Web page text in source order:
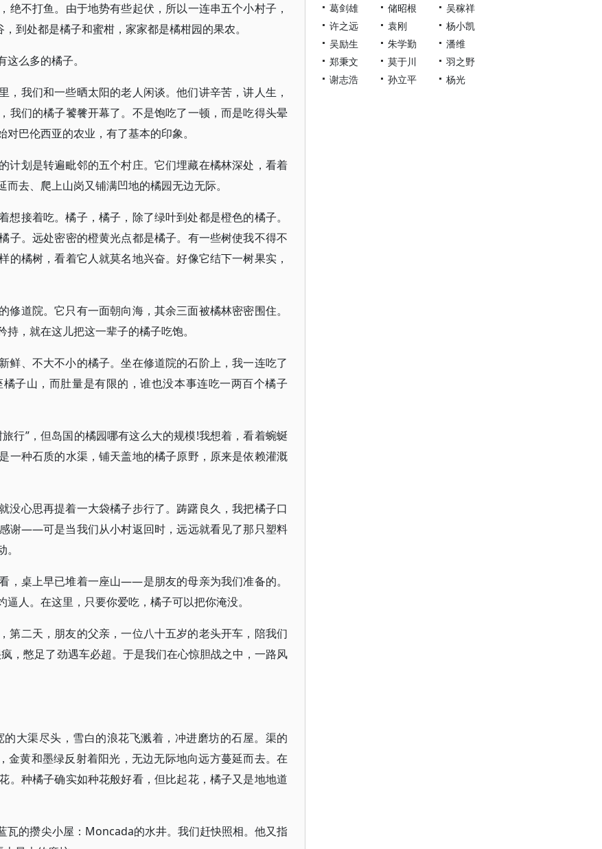
绝不打鱼。由于地势有些起伏，所以一连串五个小村子，
到处都是橘子和蜜柑，家家都是橘柑园的果农。
么多的橘子。
，我们和一些晒太阳的老人闲谈。他们讲辛苦，讲人生，
我们的橘子饕餮开幕了。不是饱吃了一顿，而是吃得头晕
巴伦西亚的农业，有了基本的印象。
计划是转遍毗邻的五个村庄。它们埋藏在橘林深处，看着
去、爬上山岗又铺满凹地的橘园无边无际。
想接着吃。橘子，橘子，除了绿叶到处都是橙色的橘子。
子。远处密密的橙黄光点都是橘子。有一些树使我不得不
的橘树，看着它人就莫名地兴奋。好像它结下一树果实，
道院。它只有一面朝向海，其余三面被橘林密密围住。
，就在这儿把这一辈子的橘子吃饱。
鲜、不大不小的橘子。坐在修道院的石阶上，我一连吃了
子山，而肚量是有限的，谁也没本事连吃一两百个橘子
行”，但岛国的橘园哪有这么大的规模!我想着，看着蜿蜒
一种石质的水渠，铺天盖地的橘子原野，原来是依赖灌溉
没心思再提着一大袋橘子步行了。踌躇良久，我把橘子口
谢——可是当我们从小村返回时，远远就看见了那只塑料
，桌上早已堆着一座山——是朋友的母亲为我们准备的。
人。在这里，只要你爱吃，橘子可以把你淹没。
第二天，朋友的父亲，一位八十五岁的老头开车，陪我们
，憋足了劲遇车必超。于是我们在心惊胆战之中，一路风
大渠尽头，雪白的浪花飞溅着，冲进磨坊的石屋。渠的
黄和墨绿反射着阳光，无边无际地向远方蔓延而去。在
。种橘子确实如种花般好看，但比起花，橘子又是地地道
的攒尖小屋：Moncada的水井。我们赶快照相。他又指
葛剑雄
储昭根
吴稼祥
许之远
袁刚
杨小凯
吴励生
朱学勤
潘维
郑秉文
莫于川
羽之野
谢志浩
孙立平 杨光